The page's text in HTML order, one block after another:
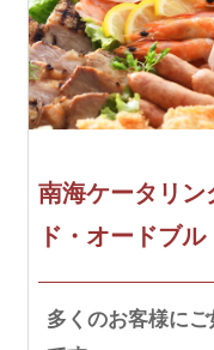
南海ケータリ
ド・オードブル
多くのお客様に